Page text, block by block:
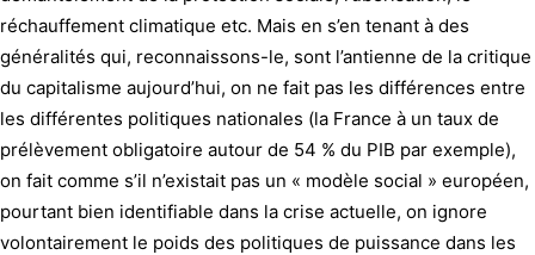
réchauffement climatique etc. Mais en s’en tenant à des
généralités qui, reconnaissons-le, sont l’antienne de la critique
du capitalisme aujourd’hui, on ne fait pas les différences entre
les différentes politiques nationales (la France à un taux de
prélèvement obligatoire autour de 54 % du PIB par exemple),
on fait comme s’il n’existait pas un « modèle social » européen,
pourtant bien identifiable dans la crise actuelle, on ignore
volontairement le poids des politiques de puissance dans les